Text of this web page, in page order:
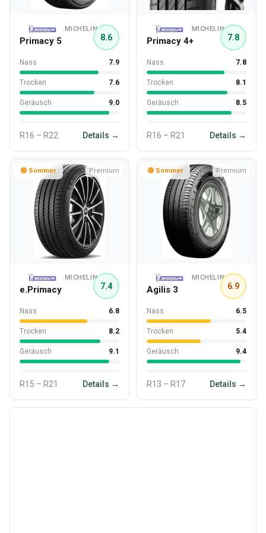
MICHELIN
Primacy 5 8.6
Nass 7.9
Trocken 7.6
Geräusch 9.0
R16 – R22 Details →
MICHELIN
Primacy 4+ 7.8
Nass 7.8
Trocken 8.1
Geräusch 8.5
R16 – R21 Details →
Sommer Premium
MICHELIN
e.Primacy 7.4
Nass 6.8
Trocken 8.2
Geräusch 9.1
R15 – R21 Details →
Sommer Premium
MICHELIN
Agilis 3 6.9
Nass 6.5
Trocken 5.4
Geräusch 9.4
R13 – R17 Details →